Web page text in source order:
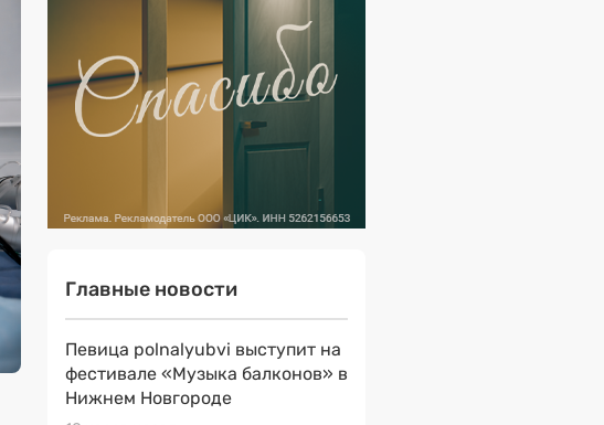
Главные новости
Певица polnalyubvi выступит на
фестивале «Музыка балконов» в
Нижнем Новгороде